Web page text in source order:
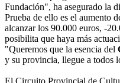
Fundación", ha asegurado la
Prueba de ello es el aumento
alcanzar los 90.000 euros, -
posibilita que haya más
"Queremos que la esencia del
y su provincia, llegue a todos